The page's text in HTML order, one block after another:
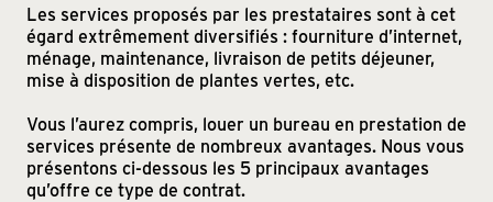
Les services proposés par les prestataires sont à cet
égard extrêmement diversifiés : fourniture d’internet,
ménage, maintenance, livraison de petits déjeuner,
mise à disposition de plantes vertes, etc.
Vous l’aurez compris, louer un bureau en prestation de
services présente de nombreux avantages. Nous vous
présentons ci-dessous les 5 principaux avantages
qu’offre ce type de contrat.